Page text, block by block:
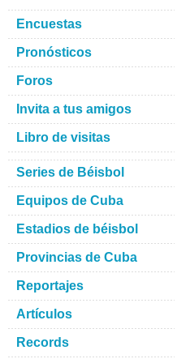
Encuestas
Pronósticos
Foros
Invita a tus amigos
Libro de visitas
Series de Béisbol
Equipos de Cuba
Estadios de béisbol
Provincias de Cuba
Reportajes
Artículos
Records